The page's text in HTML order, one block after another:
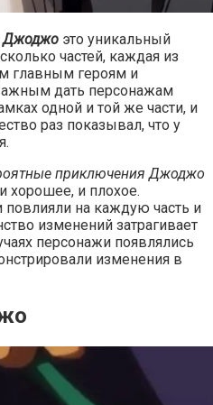
Джоджо это уникальный
частей, каждая из
главным героям и
дать персонажам
одной и той же части, и
раз показывал, что у
приключения Джоджо
хорошее, и плохое.
на каждую часть и
изменений затрагивает
персонажи появлялись
изменения в